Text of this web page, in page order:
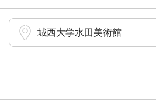
城西大学水田美術館